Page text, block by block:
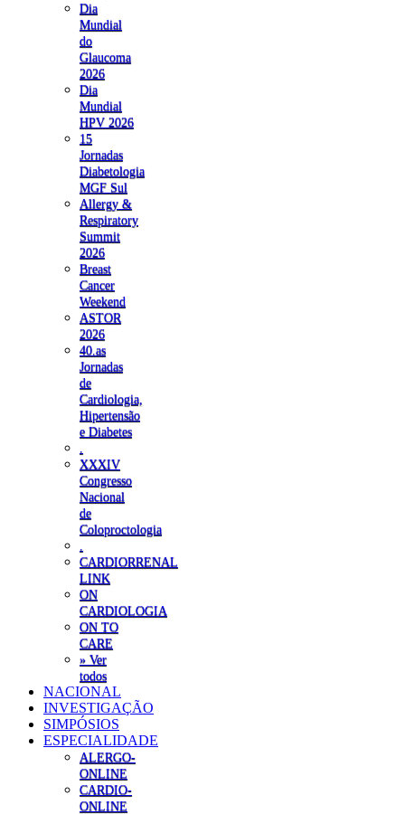
Dia
Mundial
do
Glaucoma
2026
Dia
Mundial
HPV 2026
15
Jornadas
Diabetologia
MGF Sul
Allergy &
Respiratory
Summit
2026
Breast
Cancer
Weekend
ASTOR
2026
40.as
Jornadas
de
Cardiologia,
Hipertensão
e Diabetes
XXXIV
Congresso
Nacional
de
Coloproctologia
CARDIORRENAL
LINK
ON
CARDIOLOGIA
ON TO
CARE
» Ver
todos
NACIONAL
INVESTIGAÇÃO
SIMPÓSIOS
ESPECIALIDADE
ALERGO-
ONLINE
CARDIO-
ONLINE